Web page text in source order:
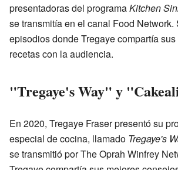
presentadoras del programaKitchen
se transmitía en el canal Food Network.
episodios donde Tregaye compartía
recetas con la audiencia.
"Tregaye's Way" y
En 2020, Tregaye Fraser presentó su
especial de cocina, llamado Tregaye's
se transmitió por The Oprah Winfrey